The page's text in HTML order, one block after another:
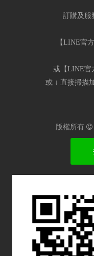
訂購及服
【LINE官
或【LINE官
或 ↓ 直接掃描
版權所有 